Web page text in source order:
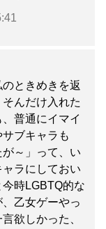
ときめきを返
んだけ入れた
普通にイマイ
ブキャラも
が～」って、い
ラにしておい
時LGBTQ的な
乙女ゲーやっ
欲しかった、